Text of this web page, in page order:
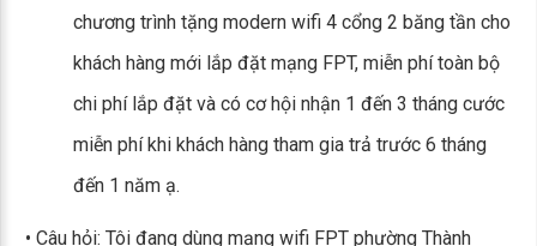
chương trình tặng modern wifi 4 cổng 2 băng tần cho
khách hàng mới lắp đặt mạng FPT, miễn phí toàn bộ
chi phí lắp đặt và có cơ hội nhận 1 đến 3 tháng cước
miễn phí khi khách hàng tham gia trả trước 6 tháng
đến 1 năm ạ.
• Câu hỏi: Tôi đang dùng mạng wifi FPT phường Thành